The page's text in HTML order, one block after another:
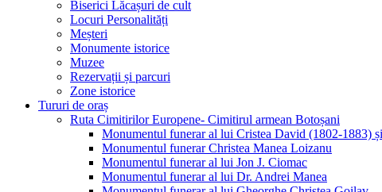
Biserici Lăcașuri de cult
Locuri Personalități
Meșteri
Monumente istorice
Muzee
Rezervații și parcuri
Zone istorice
Tururi de oraș
Ruta Cimitirilor Europene- Cimitirul armean Botoșani
Monumentul funerar al lui Cristea David (1802-1883)
Monumentul funerar Christea Manea Loizanu
Monumentul funerar al lui Jon J. Ciomac
Monumentul funerar al lui Dr. Andrei Manea